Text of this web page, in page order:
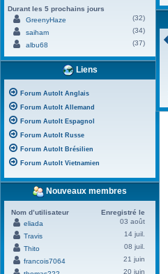
Durant les 5 prochains jours
GreenyHaze
(32)
saiham
(34)
albu68
(37)
Liens
Forum AutoIt Anglais
Forum AutoIt Allemand
Forum AutoIt Espagnol
Forum AutoIt Russe
Forum AutoIt Brésilien
Forum AutoIt Vietnamien
Nouveaux membres
Nom d’utilisateur
Enregistré le
eliada
03 août
Travis
14 juil.
Thito
08 juil.
francois7064
21 juin
20 juin